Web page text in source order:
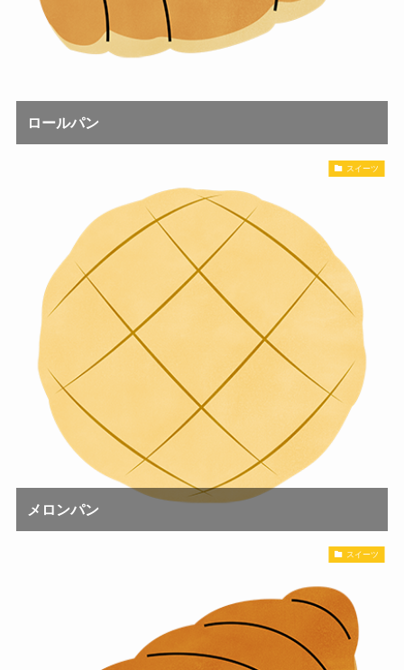
ロールパン
スイーツ
メロンパン
スイーツ